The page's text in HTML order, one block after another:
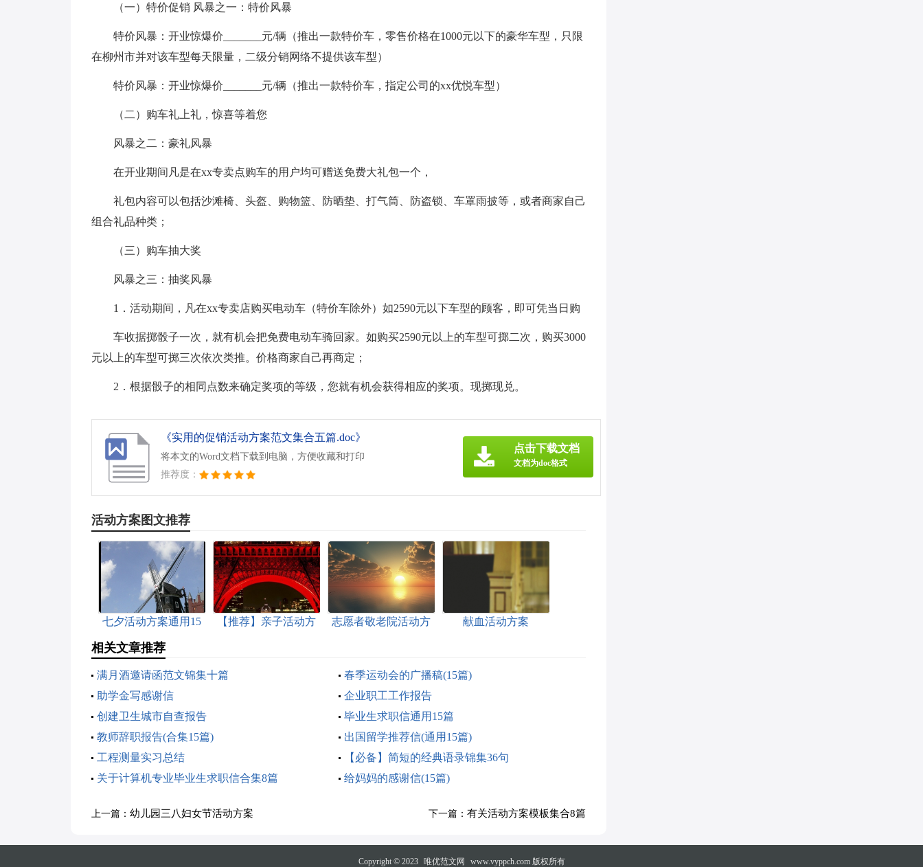
（一）特价促销 风暴之一：特价风暴
特价风暴：开业惊爆价_______元/辆（推出一款特价车，零售价格在1000元以下的豪华车型，只限
在柳州市并对该车型每天限量，二级分销网络不提供该车型）
特价风暴：开业惊爆价_______元/辆（推出一款特价车，指定公司的xx优悦车型）
（二）购车礼上礼，惊喜等着您
风暴之二：豪礼风暴
在开业期间凡是在xx专卖点购车的用户均可赠送免费大礼包一个，
礼包内容可以包括沙滩椅、头盔、购物篮、防晒垫、打气筒、防盗锁、车罩雨披等，或者商家自己
组合礼品种类；
（三）购车抽大奖
风暴之三：抽奖风暴
1．活动期间，凡在xx专卖店购买电动车（特价车除外）如2590元以下车型的顾客，即可凭当日购
车收据掷骰子一次，就有机会把免费电动车骑回家。如购买2590元以上的车型可掷二次，购买3000
元以上的车型可掷三次依次类推。价格商家自己再商定；
2．根据骰子的相同点数来确定奖项的等级，您就有机会获得相应的奖项。现掷现兑。
《实用的促销活动方案范文集合五篇.doc》
将本文的Word文档下载到电脑，方便收藏和打印
推荐度：
点击下载文档
文档为doc格式
活动方案图文推荐
七夕活动方案通用15
【推荐】亲子活动方
志愿者敬老院活动方
献血活动方案
相关文章推荐
满月酒邀请函范文锦集十篇
春季运动会的广播稿(15篇)
助学金写感谢信
企业职工工作报告
创建卫生城市自查报告
毕业生求职信通用15篇
教师辞职报告(合集15篇)
出国留学推荐信(通用15篇)
工程测量实习总结
【必备】简短的经典语录锦集36句
关于计算机专业毕业生求职信合集8篇
给妈妈的感谢信(15篇)
上一篇： 幼儿园三八妇女节活动方案 下一篇： 有关活动方案模板集合8篇
Copyright © 2023 唯优范文网 www.vyppch.com 版权所有